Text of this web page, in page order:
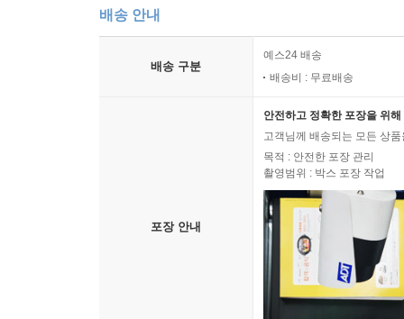
배송 안내
배송 구분
예스24 배송
배송비 : 무료배송
포장 안내
안전하고 정확한 포장을 위
고객님께 배송되는 모든 상
목적 : 안전한 포장 관리
촬영범위 : 박스 포장 작업